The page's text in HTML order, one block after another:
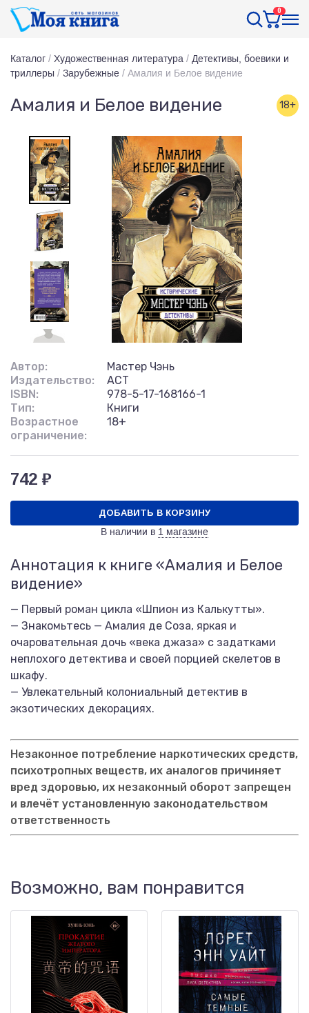
0
Каталог / Художественная литература / Детективы, боевики и
триллеры / Зарубежные / Амалия и Белое видение
Амалия и Белое видение 18+
Автор:
Мастер Чэнь
Издательство:
АСТ
ISBN:
978-5-17-168166-1
Тип:
Книги
Возрастное
ограничение:
18+
742 ₽
ДОБАВИТЬ В КОРЗИНУ
В наличии в 1 магазине
Аннотация к книге «Амалия и Белое
видение»
— Первый роман цикла «Шпион из Калькутты».
— Знакомьтесь — Амалия де Соза, яркая и
очаровательная дочь «века джаза» с задатками
неплохого детектива и своей порцией скелетов в
шкафу.
— Увлекательный колониальный детектив в
экзотических декорациях.
Незаконное потребление наркотических средств,
психотропных веществ, их аналогов причиняет
вред здоровью, их незаконный оборот запрещен
и влечёт установленную законодательством
ответственность
Возможно, вам понравится